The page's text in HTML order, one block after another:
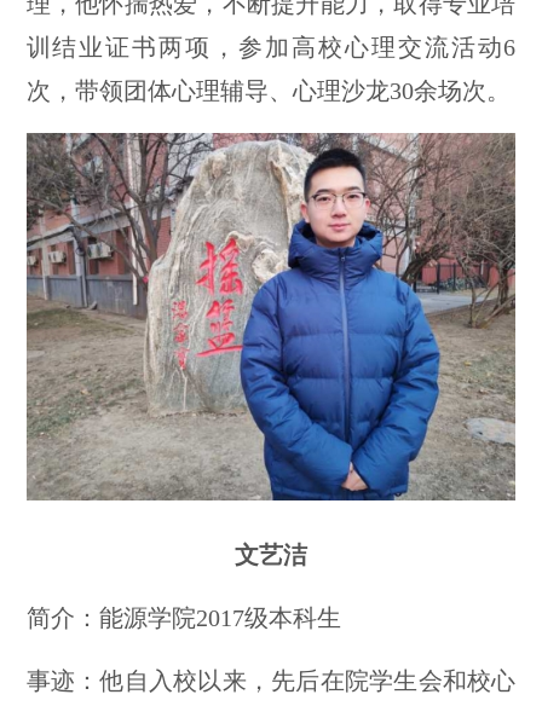
训结业证书两项，参加高校心理交流活动6
次，带领团体心理辅导、心理沙龙30余场次。
文艺洁
简介：能源学院2017级本科生
事迹：他自入校以来，先后在院学生会和校心